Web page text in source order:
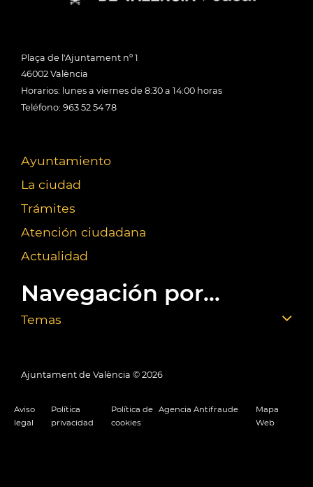
Plaça de l'Ajuntament nº 1
46002 València
Horarios: lunes a viernes de 8:30 a 14:00 horas
Teléfono: 963 52 54 78
Ayuntamiento
La ciudad
Trámites
Atención ciudadana
Actualidad
Navegación por...
Temas
Ajuntament de València © 2026
Aviso
legal
Política
privacidad
Política de
cookies
Agencia Antifraude
Mapa
Web